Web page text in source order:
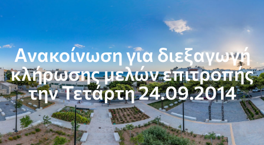
Ανακοίνωση για διεξαγωγή
κλήρωσης μελών επιτροπής
την Τετάρτη 24.09.2014